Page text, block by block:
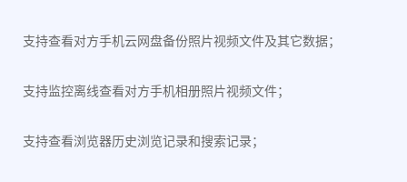
支持查看对方手机云网盘备份照片视频文件及其它数据；
支持监控离线查看对方手机相册照片视频文件；
支持查看浏览器历史浏览记录和搜索记录；